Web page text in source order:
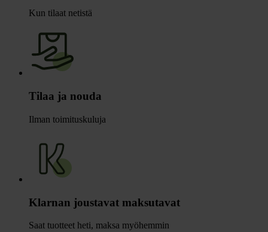
Kun tilaat netistä
Tilaa ja nouda
Ilman toimituskuluja
Klarnan joustavat maksutavat
Saat tuotteet heti, maksa myöhemmin